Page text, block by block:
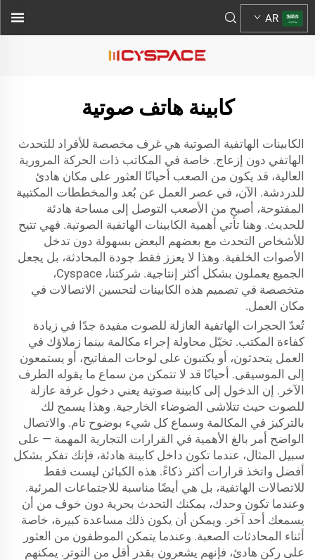
AR
كابينة هاتف صوتية
الكابينات الهاتفية الصوتية هي غرف مخصصة للأفراد للتحدث
الهاتفي دون إزعاج. خاصة في المكاتب ذات الحركة المرورية
العالية، قد يكون من الصعب أحيانًا العثور على مكان هادئ
للدردشة. الآن، في عصر العمل عن بُعد والمخططات المكتبية
المفتوحة، أصبح من الأصعب التوصل إلى مساحة هادئة
للحديث. وهنا تأتي أهمية الكابينات الهاتفية الصوتية. فهي تتيح
للأشخاص التحدث مع بعضهم البعض بسهولة دون تدخل
الأصوات الخلفية. وهذا لا يعزز فقط جودة المحادثة، بل يجعل
الجميع يعملون بشكل أكثر إنتاجية. شركتنا، Cyspace،
متخصصة في تصميم هذه الكابينات لتحسين الاتصالات في
مكان العمل.
تُعدّ الحجرات الهاتفية العازلة للصوت مفيدة جدًا في زيادة
كفاءة المكتب. تخيّل محاولة إجراء مكالمة بينما زملاؤك في
العمل يتحدثون، أو يكتبون على لوحات المفاتيح، أو يستمعون
إلى الموسيقى. أحيانًا قد لا تتمكن من سماع ما يقوله الطرف
الآخر. إن الدخول إلى كابينة صوتية يعني دخول غرفة عازلة
للصوت حيث تتلاشى الضوضاء الخارجية. وهذا يسمح لك
بالتركيز في المكالمة وسماع كل شيء بوضوح تام. والاتصال
الواضح أمر بالغ الأهمية في القرارات التجارية المهمة — على
سبيل المثال، عندما تكون داخل كابينة هادئة، فإنك تفكر بشكل
أفضل واتخذ قرارات أكثر ذكاءً. هذه الكبائن ليست فقط
للاتصالات الهاتفية، بل هي أيضًا مناسبة للاجتماعات المرئية.
وعندما تكون وحدك، يمكنك التحدث بحرية دون خوف من أن
يسمعك أحد آخر. ويمكن أن يكون ذلك مساعدة كبيرة، خاصة
أثناء المحادثات الصعبة. وعندما يتمكن الموظفون من العثور
على ركن هادئ، فإنهم يشعرون بقدر أقل من التوتر. يمكنهم